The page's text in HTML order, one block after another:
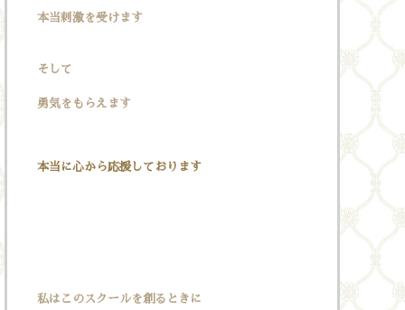
本当刺激を受けます
そして
勇気をもらえます
本当に心から応援しております
私はこのスクールを創るときに